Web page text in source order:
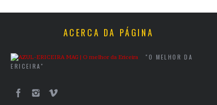
ACERCA DA PÁGINA
"O MELHOR DA
ERICEIRA"